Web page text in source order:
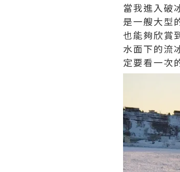
當我進入破
是一艘大型
也能夠欣賞
水面下的流
定要看一次